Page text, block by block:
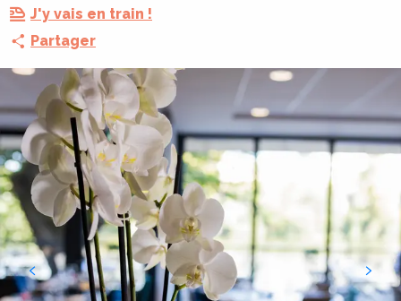
J'y vais en train !
Partager